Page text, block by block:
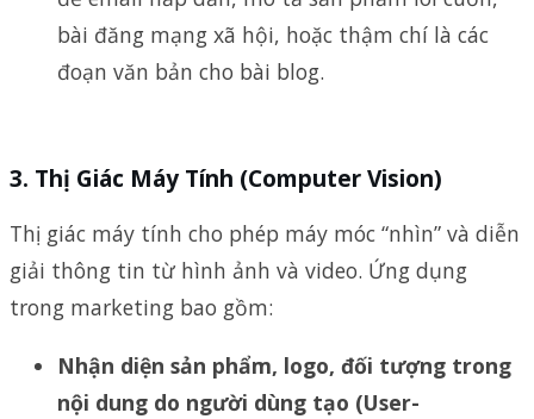
bài đăng mạng xã hội, hoặc thậm chí là các
đoạn văn bản cho bài blog.
3. Thị Giác Máy Tính (Computer Vision)
Thị giác máy tính cho phép máy móc “nhìn” và diễn
giải thông tin từ hình ảnh và video. Ứng dụng
trong marketing bao gồm:
Nhận diện sản phẩm, logo, đối tượng trong
nội dung do người dùng tạo (User-